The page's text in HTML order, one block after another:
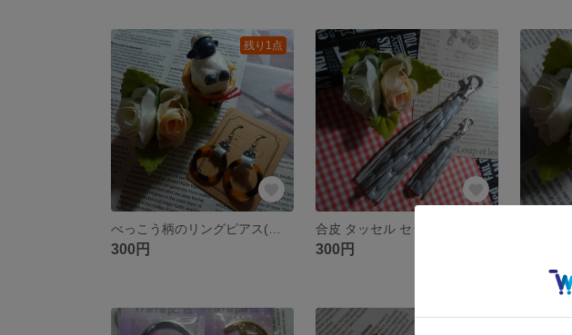
残り1点
300円
合皮 タッセル セット(シルバー)
300円